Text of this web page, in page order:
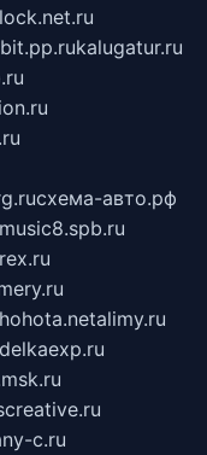
kalugatur.ru
схема-авто.рф
music8.spb.ru
hohota.netalimy.ru
c.ru